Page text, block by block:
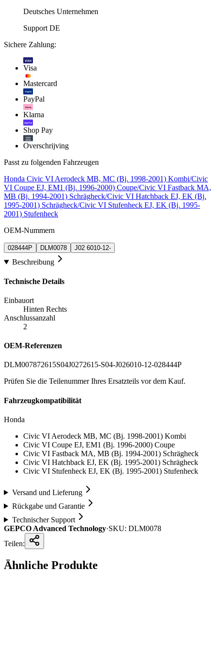
Deutsches Unternehmen
Support DE
Sichere Zahlung:
VISA
Visa
Mastercard
PayPal
PayPal
Klarna.
Klarna
shop Pay
Shop Pay
Overschrijving
Passt zu folgenden Fahrzeugen
Honda Civic VI Aerodeck MB, MC (Bj. 1998-2001) Kombi/Civic
VI Coupe EJ, EM1 (Bj. 1996-2000) Coupe/Civic VI Fastback MA,
MB (Bj. 1994-2001) Schrägheck/Civic VI Hatchback EJ, EK (Bj.
1995-2001) Schrägheck/Civic VI Stufenheck EJ, EK (Bj. 1995-
2001) Stufenheck
OEM-Nummern
028444P DLM0078 J02 6010-12-
Beschreibung
Technische Details
Einbauort
Hinten Rechts
Anschlussanzahl
2
OEM-Referenzen
DLM007872615S04J0272615-S04-J026010-12-028444P
Prüfen Sie die Teilenummer Ihres Ersatzteils vor dem Kauf.
Fahrzeugkompatibilität
Honda
Civic VI Aerodeck MB, MC (Bj. 1998-2001) Kombi
Civic VI Coupe EJ, EM1 (Bj. 1996-2000) Coupe
Civic VI Fastback MA, MB (Bj. 1994-2001) Schrägheck
Civic VI Hatchback EJ, EK (Bj. 1995-2001) Schrägheck
Civic VI Stufenheck EJ, EK (Bj. 1995-2001) Stufenheck
Versand und Lieferung
Rückgabe und Garantie
Technischer Support
GEPCO Advanced Technology·SKU: DLM0078
Teilen:
Ähnliche Produkte